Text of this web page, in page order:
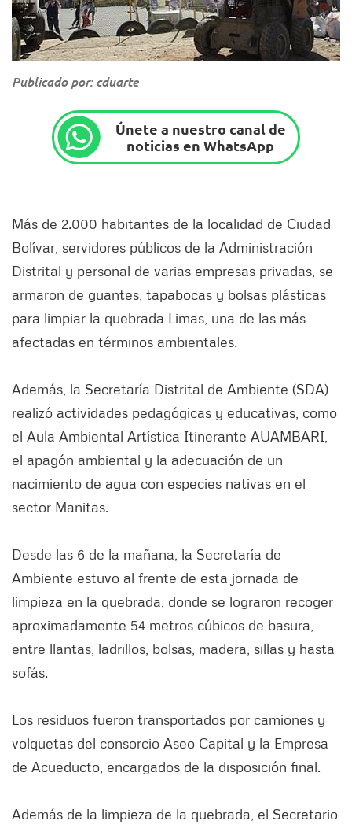
Publicado por: cduarte
Únete a nuestro canal de
noticias en WhatsApp
Más de 2.000 habitantes de la localidad de Ciudad
Bolívar, servidores públicos de la Administración
Distrital y personal de varias empresas privadas, se
armaron de guantes, tapabocas y bolsas plásticas
para limpiar la quebrada Limas, una de las más
afectadas en términos ambientales.
Además, la Secretaría Distrital de Ambiente (SDA)
realizó actividades pedagógicas y educativas, como
el Aula Ambiental Artística Itinerante AUAMBARI,
el apagón ambiental y la adecuación de un
nacimiento de agua con especies nativas en el
sector Manitas.
Desde las 6 de la mañana, la Secretaría de
Ambiente estuvo al frente de esta jornada de
limpieza en la quebrada, donde se lograron recoger
aproximadamente 54 metros cúbicos de basura,
entre llantas, ladrillos, bolsas, madera, sillas y hasta
sofás.
Los residuos fueron transportados por camiones y
volquetas del consorcio Aseo Capital y la Empresa
de Acueducto, encargados de la disposición final.
Además de la limpieza de la quebrada, el Secretario